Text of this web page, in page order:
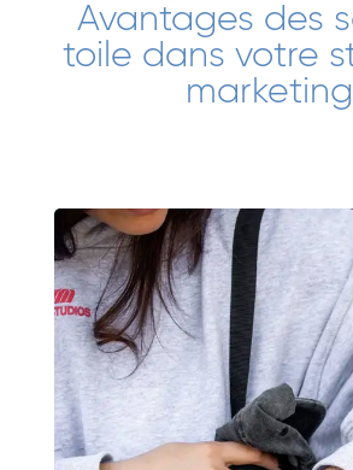
Avantages des
toile dans votre
marketing